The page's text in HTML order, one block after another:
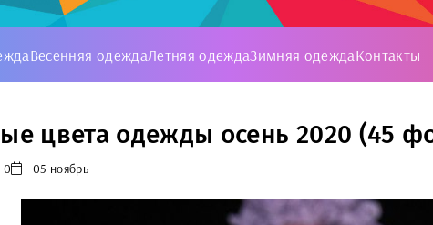
Весенняя одеждаЛетняя одеждаЗимняя одеждаКонтакты
цвета одежды осень 2020 (45
0 05 ноябрь